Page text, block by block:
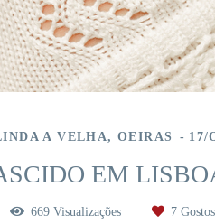
A VELHA, OEIRAS 17/
EM
669Visualizações 7Gostos